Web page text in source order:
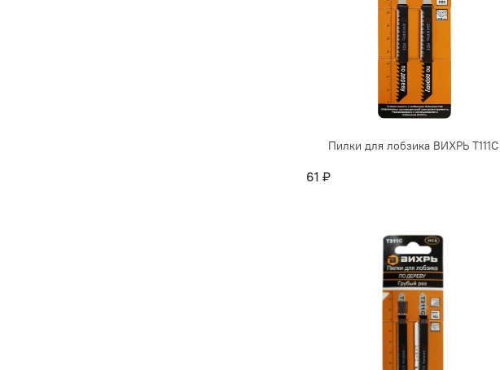
Пилки для лобзика ВИХРЬ Т111C
61 ₽